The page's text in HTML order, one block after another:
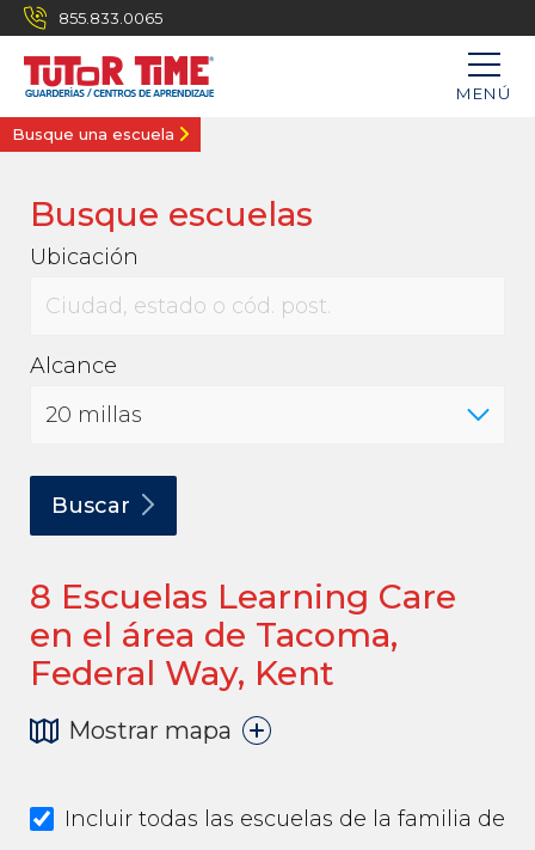
855.833.0065
MENÚ
Busque una escuela
Busque escuelas
Ubicación
Alcance
Buscar
8 Escuelas Learning Care
en el área de Tacoma,
Federal Way, Kent
Mostrar mapa
Incluir todas las escuelas de la familia de